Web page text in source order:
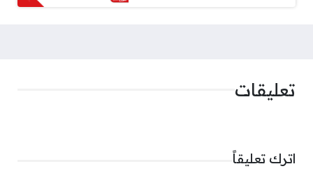
تعليقات
اترك تعليقاً